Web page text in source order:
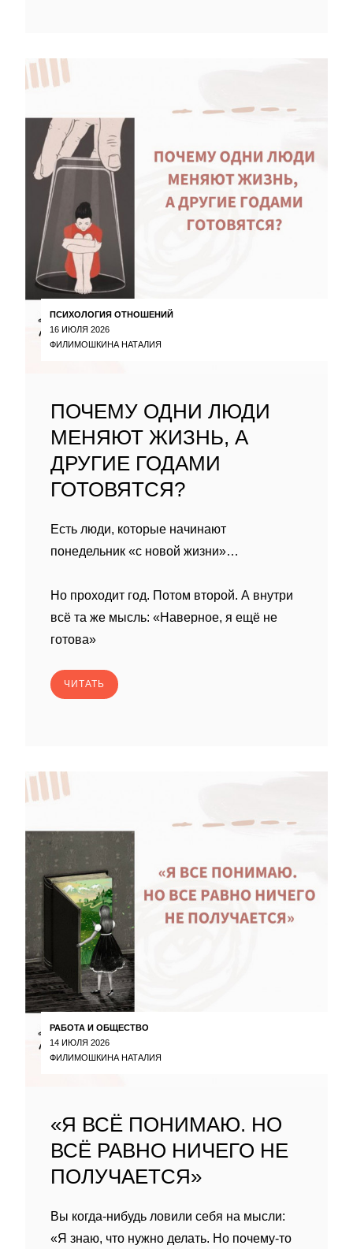
ПСИХОЛОГИЯ ОТНОШЕНИЙ
16 ИЮЛЯ 2026
ФИЛИМОШКИНА НАТАЛИЯ
ПОЧЕМУ ОДНИ ЛЮДИ
МЕНЯЮТ ЖИЗНЬ, А
ДРУГИЕ ГОДАМИ
ГОТОВЯТСЯ?
Есть люди, которые начинают
понедельник «с новой жизни»…
Но проходит год. Потом второй. А внутри
всё та же мысль: «Наверное, я ещё не
готова»
ЧИТАТЬ
РАБОТА И ОБЩЕСТВО
14 ИЮЛЯ 2026
ФИЛИМОШКИНА НАТАЛИЯ
«Я ВСЁ ПОНИМАЮ. НО
ВСЁ РАВНО НИЧЕГО НЕ
ПОЛУЧАЕТСЯ»
Вы когда-нибудь ловили себя на мысли:
«Я знаю, что нужно делать. Но почему-то